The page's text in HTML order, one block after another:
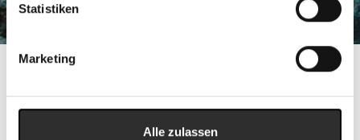
Statistiken
Marketing
Alle zulassen
Impressum